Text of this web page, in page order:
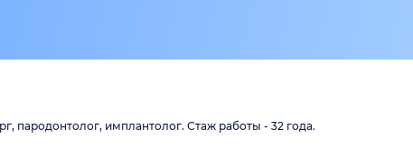
пародонтолог, имплантолог. Стаж работы - 32 года.